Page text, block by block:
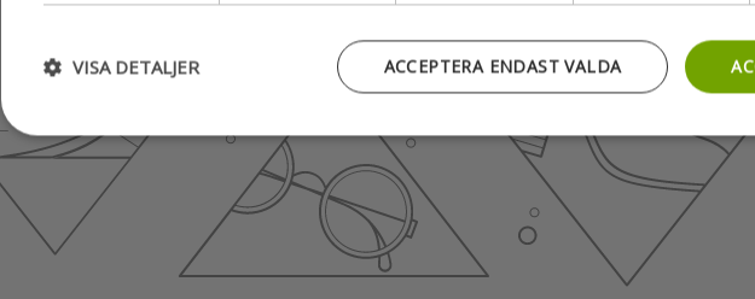
ACCEPTERA ENDAST VALDA
VISA DETALJER